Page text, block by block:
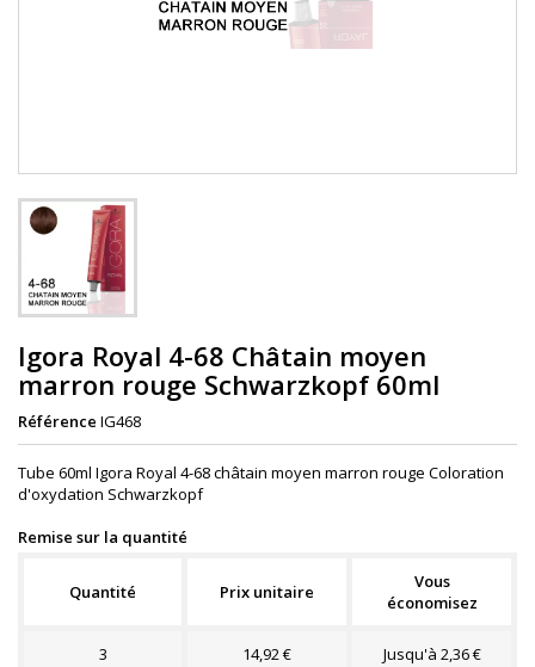
Igora Royal 4-68 Châtain moyen
marron rouge Schwarzkopf 60ml
Référence IG468
Tube 60ml Igora Royal 4-68 châtain moyen marron rouge Coloration
d'oxydation Schwarzkopf
Remise sur la quantité
Quantité Prix unitaire
Vous
économisez
3 14,92 € Jusqu'à 2,36 €